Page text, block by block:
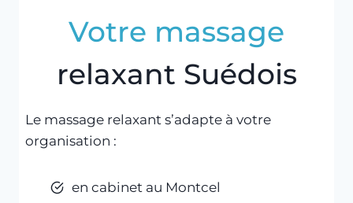
Votre massage
relaxant Suédois
Le massage relaxant s’adapte à votre
organisation :
en cabinet au Montcel